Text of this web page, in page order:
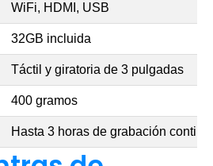
WiFi, HDMI, USB
32GB incluida
Táctil y giratoria de 3 pulgadas
400 gramos
Hasta 3 horas de grabación